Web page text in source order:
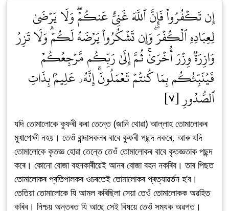
إِن تَكۡفُرُواْ فَإِنَّ ٱللَّهَ غَنِيٌّ عَنكُمۡۖ وَلَا يَرۡضَىٰ
لِعِبَادِهِ ٱلۡكُفۡرَۖ وَإِن تَشۡكُرُواْ يَرۡضَهُ لَكُمۡۗ وَلَا تَزِرُ
وَازِرَةٞ وِزۡرَ أُخۡرَىٰۚ ثُمَّ إِلَىٰ رَبِّكُم مَّرۡجِعُكُمۡ
فَيُنَبِّئُكُم بِمَا كُنتُمۡ تَعۡمَلُونَۚ إِنَّهُۥ عَلِيمُۢ بِذَاتِ
ٱلصُّدُورِ [٧]
যদি তোমালোকে কুফৰী কৰা তেন্তে (জানি থোৱা) আল্লাহ তোমালোকৰ
মুখাপেক্ষী নহয়। তেওঁ বান্দাসকলৰ বাবে কুফৰী পছন্দ নকৰে, আৰু যদি
তোমালোকে কৃতজ্ঞ হোৱা তেন্তে তেওঁ তোমালোকৰ বাবে কৃতজ্ঞতাক পছন্দ
কৰে। কোনো বোজা বহনকাৰীয়েই আনৰ বোজা বহন নকৰিব। তাৰ পিছত
তোমালোকৰ প্ৰতিপালকৰ ওচৰতেই তোমালোকৰ প্ৰত্যাৱৰ্তন হ’ব।
তেতিয়া তোমালোকে যি আমল কৰিছিলা সেয়া তেওঁ তোমালোকক অৱহিত
কৰিব। নিশ্চয় অন্তৰত যি আছে সেই বিষয়ে তেওঁ সম্যক অৱগত।